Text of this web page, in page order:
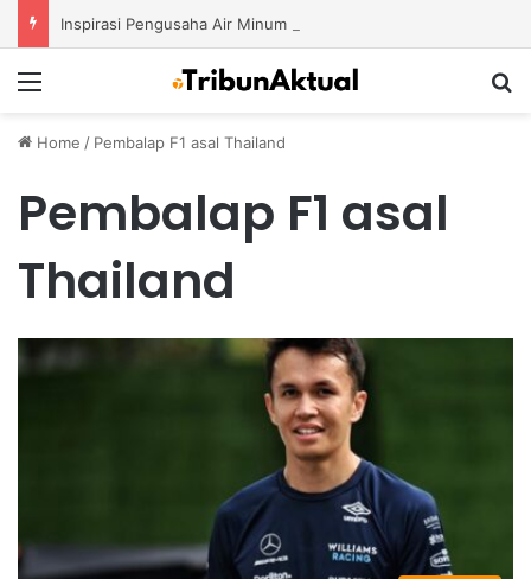
Home / Pembalap F1 asal Thailand
Pembalap F1 asal
Thailand